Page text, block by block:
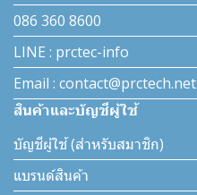
086 360 8600
LINE : prctec-info
Email : contact@prctech.net
สินค้าและบัญชีผู้ใช้
บัญชีผู้ใช้ (สำหรับสมาชิก)
แบรนด์สินค้า